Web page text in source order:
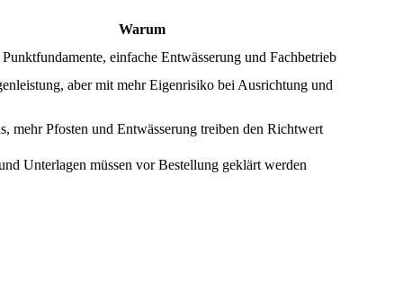
Warum
einfache Entwässerung und Fachbetrieb
aber mit mehr Eigenrisiko bei Ausrichtung und
mehr Pfosten und Entwässerung treiben den Richtwert
Unterlagen müssen vor Bestellung geklärt werden